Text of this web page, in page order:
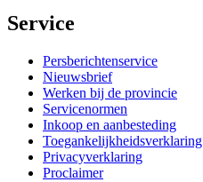
Service
Persberichtenservice
Nieuwsbrief
Werken bij de provincie
Servicenormen
Inkoop en aanbesteding
Toegankelijkheidsverklaring
Privacyverklaring
Proclaimer